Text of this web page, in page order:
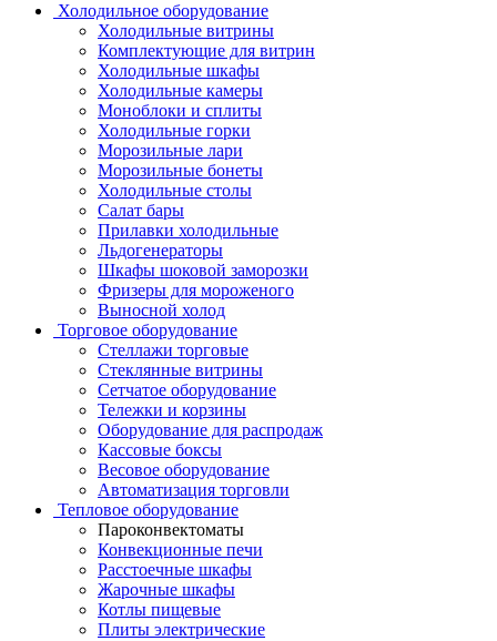
Холодильное оборудование
Холодильные витрины
Комплектующие для витрин
Холодильные шкафы
Холодильные камеры
Моноблоки и сплиты
Холодильные горки
Морозильные лари
Морозильные бонеты
Холодильные столы
Салат бары
Прилавки холодильные
Льдогенераторы
Шкафы шоковой заморозки
Фризеры для мороженого
Выносной холод
Торговое оборудование
Стеллажи торговые
Стеклянные витрины
Сетчатое оборудование
Тележки и корзины
Оборудование для распродаж
Кассовые боксы
Весовое оборудование
Автоматизация торговли
Тепловое оборудование
Пароконвектоматы
Конвекционные печи
Расстоечные шкафы
Жарочные шкафы
Котлы пищевые
Плиты электрические